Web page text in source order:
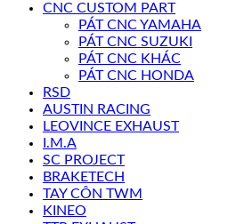
CNC CUSTOM PART
PÁT CNC YAMAHA
PÁT CNC SUZUKI
PÁT CNC KHÁC
PÁT CNC HONDA
RSD
AUSTIN RACING
LEOVINCE EXHAUST
I.M.A
SC PROJECT
BRAKETECH
TAY CÔN TWM
KINEO